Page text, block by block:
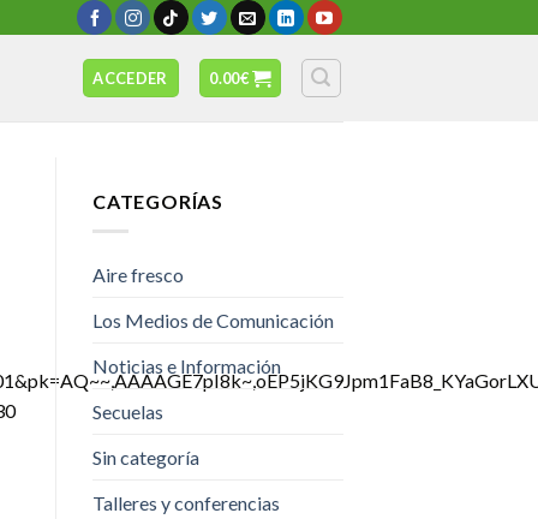
ACCEDER 0.00€
CATEGORÍAS
Aire fresco
Los Medios de Comunicación
Noticias e Información
Secuelas
Sin categoría
Talleres y conferencias